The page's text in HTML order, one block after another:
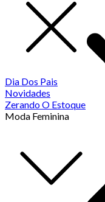
Dia Dos Pais
Novidades
Zerando O Estoque
Moda Feminina